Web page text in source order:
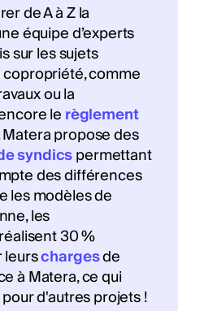
de A à Z la
équipe d’experts
sur les sujets
comme
ou la
lerèglement
Matera propose des
syndicspermettant
des différences
les modèles de
les
30 %
leurschargesde
à Matera, ce qui
d'autres projets !